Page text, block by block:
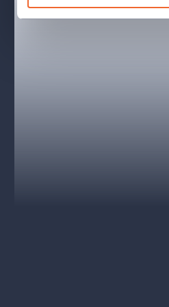
(„Leť, myšlenko, na zlatých